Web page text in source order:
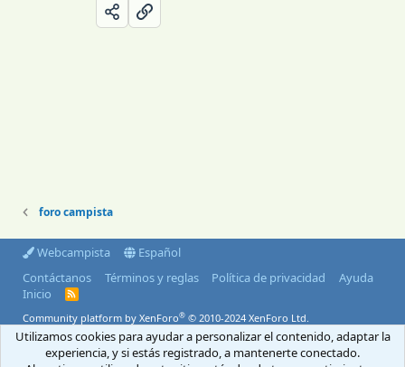
foro campista
Webcampista
Español
Contáctanos
Términos y reglas Política de privacidad
Ayuda
Inicio
R
S
Community platform by XenForo® © 2010-2024 XenForo Ltd.
© 2004-2026 Webcampista.com
Utilizamos cookies para ayudar a personalizar el contenido, adaptar la
experiencia, y si estás registrado, a mantenerte conectado.